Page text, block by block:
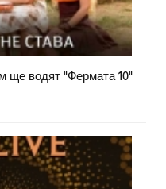
ще водят "Фермата 10"